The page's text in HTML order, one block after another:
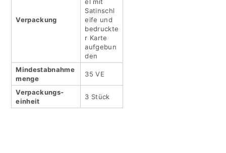
Verpackung
Satinschl
eife und
bedruckte
r Karte
aufgebun
den
Mindestabnahme
menge
35 VE
Verpackungs­
einheit
3 Stück